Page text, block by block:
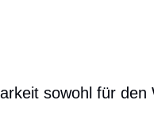
sowohl für